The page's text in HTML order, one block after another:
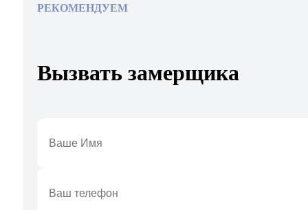
РЕКОМЕНДУЕМ
Вызвать замерщика